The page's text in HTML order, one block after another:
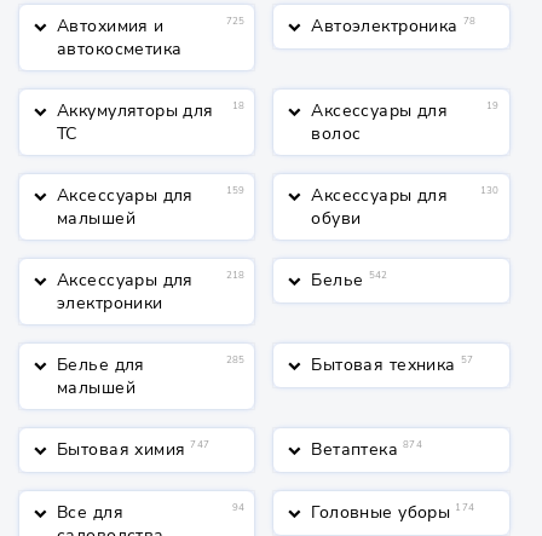
keyboard_arrow_down Автохимия и
автокосметика
725 keyboard_arrow_down Автоэлектроника 78
keyboard_arrow_down Аккумуляторы для
ТС
18 keyboard_arrow_down Аксессуары для
волос
19
keyboard_arrow_down Аксессуары для
малышей
159 keyboard_arrow_down Аксессуары для
обуви
130
keyboard_arrow_down Аксессуары для
электроники
218 keyboard_arrow_down Белье 542
keyboard_arrow_down Белье для
малышей
285 keyboard_arrow_down Бытовая техника 57
keyboard_arrow_down Бытовая химия 747 keyboard_arrow_down Ветаптека 874
keyboard_arrow_down Все для
94 keyboard_arrow_down Головные уборы 174